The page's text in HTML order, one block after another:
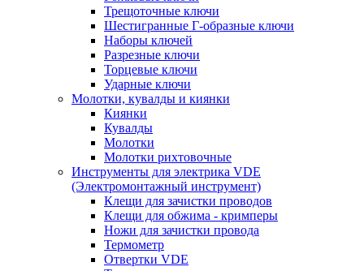
Трещоточные ключи
Шестигранные Г-образные ключи
Наборы ключей
Разрезные ключи
Торцевые ключи
Ударные ключи
Молотки, кувалды и киянки
Киянки
Кувалды
Молотки
Молотки рихтовочные
Инструменты для электрика VDE
(Электромонтажный инструмент)
Клещи для зачистки проводов
Клещи для обжима - кримперы
Ножи для зачистки провода
Термометр
Отвертки VDE